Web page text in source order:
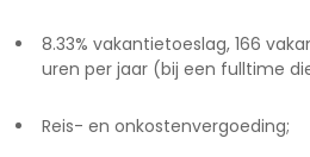
8.33% vakantietoeslag, 166
uren per jaar (bij een fulltime
Reis- en onkostenvergoeding;